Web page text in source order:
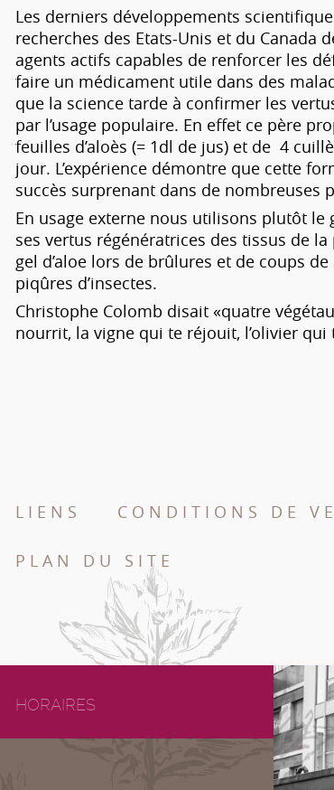
Les derniers développements
recherches des Etats-Unis et du Canada
agents actifs capables de renforcer les
faire un médicament utile dans des
que la science tarde à confirmer les
par l’usage populaire. En effet ce père
feuilles d’aloès (= 1dl de jus) et de 4
jour. L’expérience démontre que cette
succès surprenant dans de nombreuses
En usage externe nous utilisons plutôt le
ses vertus régénératrices des tissus de
gel d’aloe lors de brûlures et de coups
piqûres d’insectes.
Christophe Colomb disait «quatre
nourrit, la vigne qui te réjouit, l’olivier qui
LIENS CONDITIONS DE
PLAN DU SITE
HORAIRES